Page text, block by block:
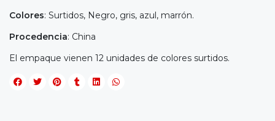
Colores: Surtidos, Negro, gris, azul, marrón.
Procedencia: China
El empaque vienen 12 unidades de colores surtidos.